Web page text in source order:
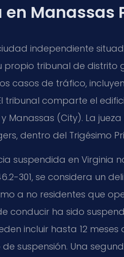
Manassas
independiente
propio tribunal de distrito
casos de tráfico,
tribunal comparte el
y Manassas (City). La
dentro del Trigésimo
suspendida en Virginia
301, se considera un
a no residentes que
conducir ha sido
incluir hasta 12
suspensión. Una